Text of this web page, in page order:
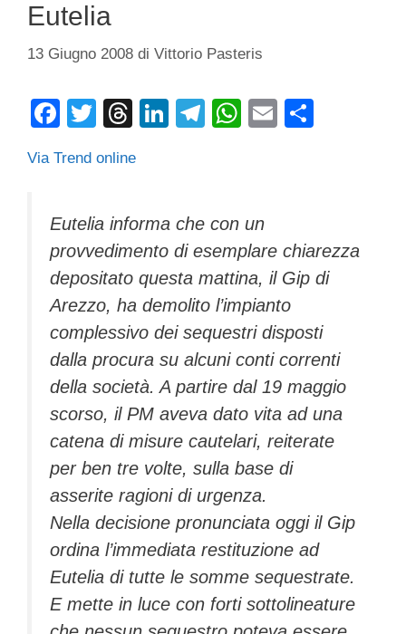
Eutelia
13 Giugno 2008 di Vittorio Pasteris
F
c
b
o
o
k
T
tt
T
e
d
s
Li
dI
n
T
a
m
W
A
p
p
E
di
Via Trend online
Eutelia informa che con un
provvedimento di esemplare chiarezza
depositato questa mattina, il Gip di
Arezzo, ha demolito l’impianto
complessivo dei sequestri disposti
dalla procura su alcuni conti correnti
della società. A partire dal 19 maggio
scorso, il PM aveva dato vita ad una
catena di misure cautelari, reiterate
per ben tre volte, sulla base di
asserite ragioni di urgenza.
Nella decisione pronunciata oggi il Gip
ordina l’immediata restituzione ad
Eutelia di tutte le somme sequestrate.
E mette in luce con forti sottolineature